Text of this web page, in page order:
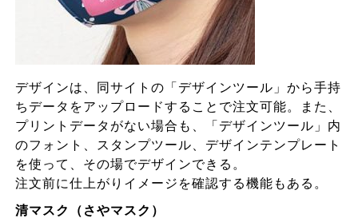
デザインは、同サイトの「デザインツール」から手持
ちデータをアップロードすることで注文可能。また、
プリントデータがない場合も、「デザインツール」内
のフォント、スタンプツール、デザインテンプレート
を使って、その場でデザインできる。
注文前に仕上がりイメージを確認する機能もある。
清マスク（さやマスク）